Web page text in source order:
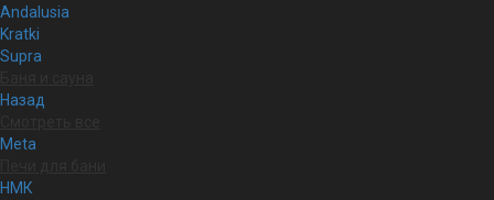
Andalusia
Kratki
Supra
Назад
Meta
НМК